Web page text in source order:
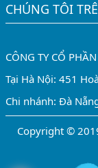
CHÚNG TÔI
CÔNG TY CỔ
Tại Hà Nội: 451
Chi nhánh: Đà
Copyright ©